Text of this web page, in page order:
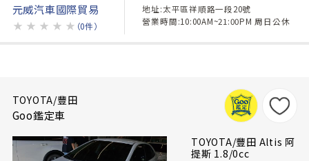
元威汽車國際貿易
★ ★ ★ ★ ★ （0件）
地址:太平區祥順路一段20號
營業時間:10:00AM~21:00PM 周日公休
TOYOTA/豐田
Goo鑑定車
TOYOTA/豐田 Altis 阿
提斯 1.8/0cc